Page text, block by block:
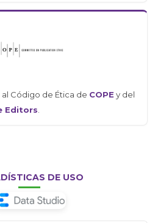
al Código de Ética de COPE y del
Editors.
DE USO